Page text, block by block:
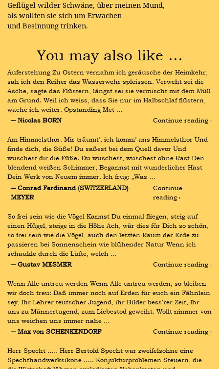
Geflügel wilder Schwäne, über meinen Mund,
als wollten sie sich um Erwachen
und Besinnung trinken.
You may also like …
Auferstehung Zu Ostern vernahm ich geräusche der Heimkehr,
sah ich den Reiher das Wasserwehr spleissen. Verweht sei die
Asche, sagte das Flüstern, längst sei sie vermischt mit dem Müll
am Grund. Weil ich weiss, dass Sie nur im Halbschlaf flüstern,
wache ich weiter. Opstanding Met …
― Nicolas BORN
Continue reading ›
Am Himmelsthor. Mir träumt’, ich komm’ ans Himmelsthor Und
finde dich, die Süße! Du saßest bei dem Quell davor Und
wuschest dir die Füße. Du wuschest, wuschest ohne Rast Den
blendend weißen Schimmer, Begannst mit wunderlicher Hast
Dein Werk von Neuem immer. Ich frug: „Was …
― Conrad Ferdinand (SWITZERLAND)
MEYER
Continue
reading ›
So frei sein wie die Vögel Kannst Du einmal fliegen, steig auf
einen Hügel, steige in die Höhe Ach, wär dies für Dich so schön,
so frei sein wie die Vögel, auch den letzten Raum der Erde zu
passieren bei Sonnenschein wie blühender Natur Wenn ich
schaukle durch die Lüfte, welch …
― Gustav MESMER
Continue reading ›
Wenn Alle untreu werden Wenn Alle untreu werden, so bleiben
wir doch treu: Daß immer noch auf Erden für euch ein Fähnlein
sey, Ihr Lehrer teutscher Jugend, ihr Bilder bess'rer Zeit, Ihr
uns zu Männertugend, zum Liebestod geweiht. Wollt nimmer von
uns weichen uns immer nahe …
― Max von SCHENKENDORF
Continue reading ›
Herr Specht ….. Herr Bertold Specht war zweifelsohne eine
Spechthandwerksikone ….. Konjukturproblemen Steuern, die